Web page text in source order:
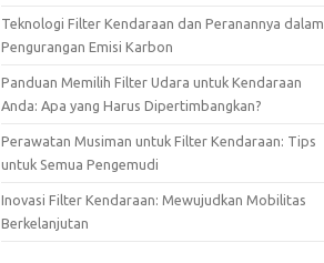
Teknologi Filter Kendaraan dan Peranannya dalam
Pengurangan Emisi Karbon
Panduan Memilih Filter Udara untuk Kendaraan
Anda: Apa yang Harus Dipertimbangkan?
Perawatan Musiman untuk Filter Kendaraan: Tips
untuk Semua Pengemudi
Inovasi Filter Kendaraan: Mewujudkan Mobilitas
Berkelanjutan